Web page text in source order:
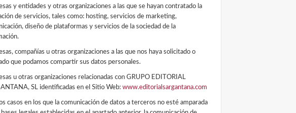
y entidades y otras organizaciones a las que se hayan contratado la
de servicios, tales como: hosting, servicios de marketing,
diseño de plataformas y servicios de la sociedad de la
compañías u otras organizaciones a las que nos haya solicitado o
que podamos compartir sus datos personales.
u otras organizaciones relacionadas con GRUPO EDITORIAL
SL identificadas en el Sitio Web:www.editorialsargantana.com
casos en los que la comunicación de datos a terceros no esté amparada